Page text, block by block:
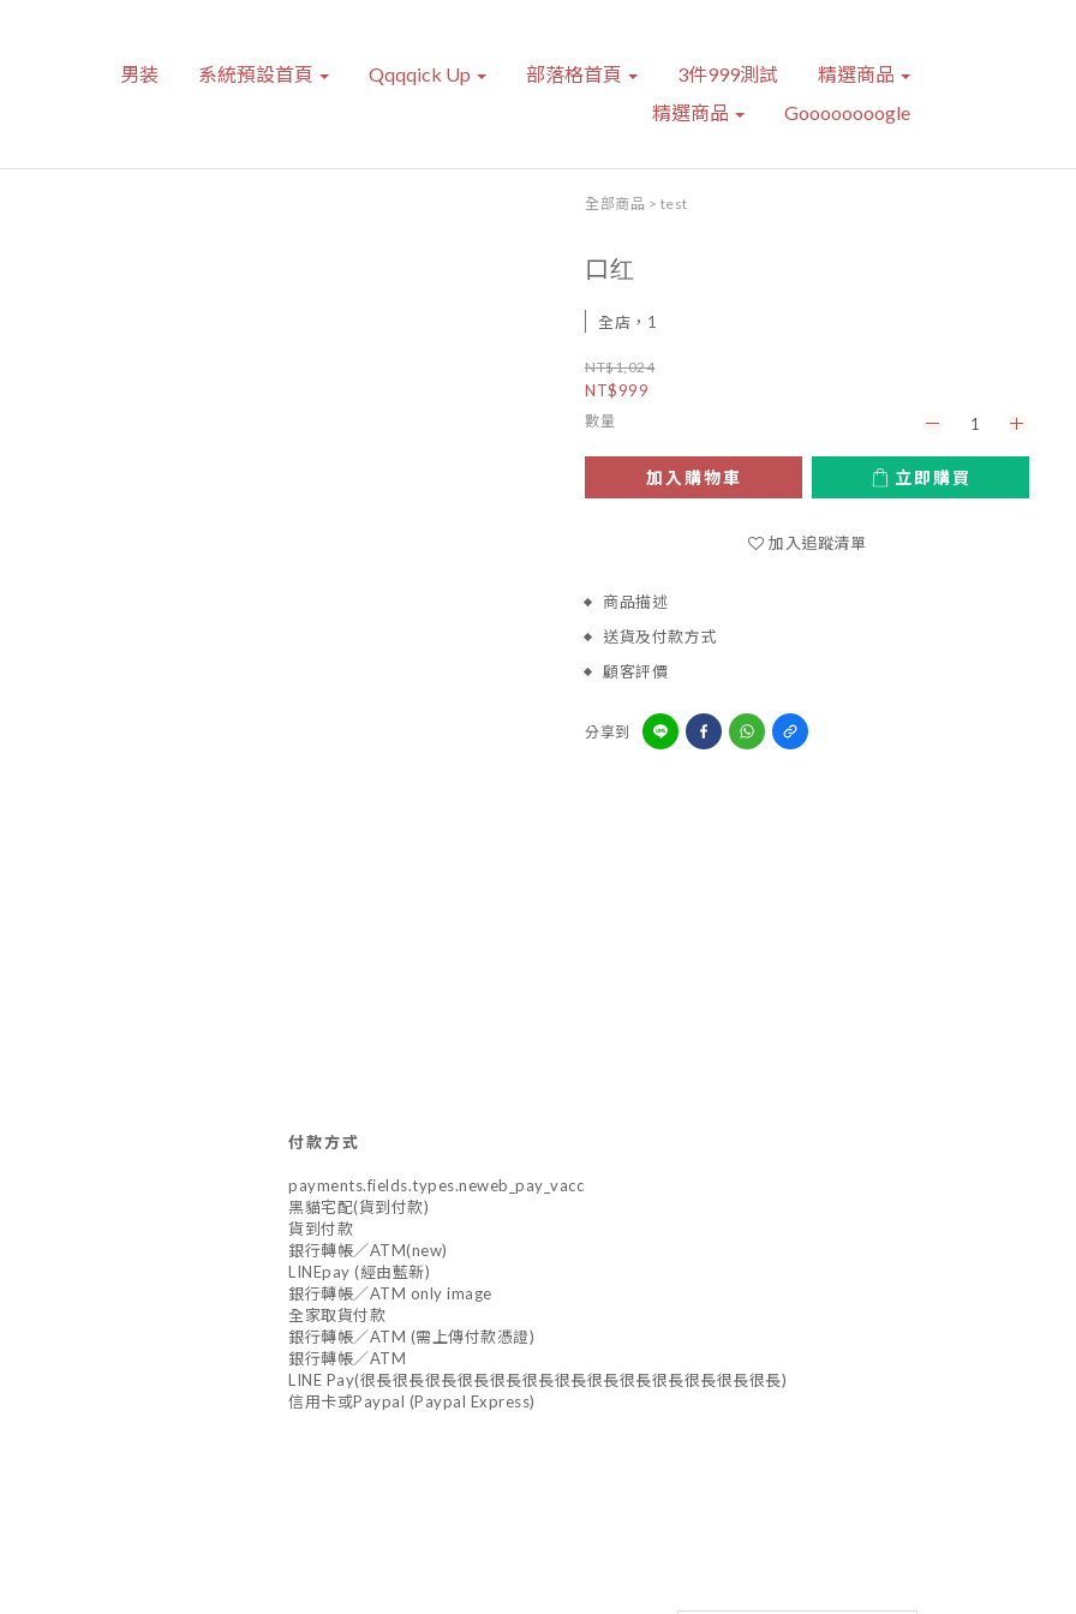
男装 系統預設首頁 Qqqqick Up 部落格首頁 3件999測試
精選商品
精選商品
Goooooooogle
全部商品 > test
口红
全店，1
NT$1,024
NT$999
數量
加入購物車 立即購買
加入追蹤清單
商品描述
送貨及付款方式
顧客評價
分享到
付款方式
payments.fields.types.neweb_pay_vacc
黑貓宅配(貨到付款)
貨到付款
銀行轉帳／ATM(new)
LINEpay (經由藍新)
銀行轉帳／ATM only image
全家取貨付款
銀行轉帳／ATM (需上傳付款憑證)
銀行轉帳／ATM
LINE Pay(很長很長很長很長很長很長很長很長很長很長很長很長很長)
信用卡或Paypal (Paypal Express)